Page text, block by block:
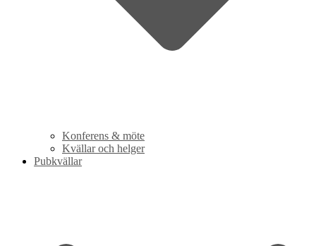
Konferens & möte
Kvällar och helger
Pubkvällar